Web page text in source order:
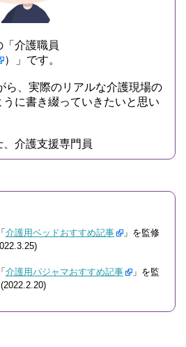
介護職員
）」です。
ら、実際のリアルな介護現場の
に書き綴っていきたいと思い
介護支援専門員
介護用ベッドおすすめ記事
」を監修
介護用パジャマおすすめ記事
」を監